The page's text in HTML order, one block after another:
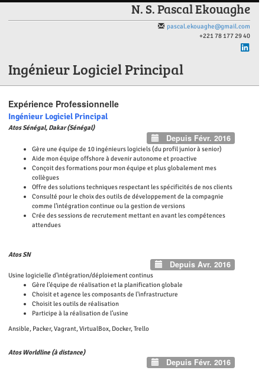
N. S. Pascal Ekouaghe
pascal.ekouaghe@gmail.com
+221 78 177 29 40
Ingénieur Logiciel Principal
Expérience Professionnelle
Ingénieur Logiciel Principal
Atos Sénégal, Dakar (Sénégal)
Depuis Févr. 2016
Gère une équipe de 10 ingénieurs logiciels (du profil junior à senior)
Aide mon équipe offshore à devenir autonome et proactive
Conçoit des formations pour mon équipe et plus globalement mes
collègues
Offre des solutions techniques respectant les spécificités de nos clients
Consulté pour le choix des outils de développement de la compagnie
comme l’intégration continue ou la gestion de versions
Crée des sessions de recrutement mettant en avant les compétences
attendues
Atos SN
Depuis Avr. 2016
Usine logicielle d’intégration/déploiement continus
Gère l’équipe de réalisation et la planification globale
Choisit et agence les composants de l'infrastructure
Choisit les outils de réalisation
Participe à la réalisation de l’usine
Ansible, Packer, Vagrant, VirtualBox, Docker, Trello
Atos Worldline (à distance)
Depuis Févr. 2016